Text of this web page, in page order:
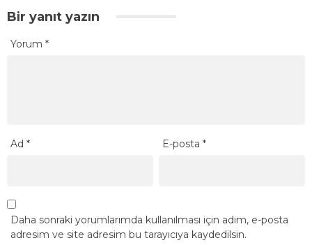
Bir yanıt yazın
Yorum *
Ad * E-posta*
Daha sonraki yorumlarımda kullanılması için adım, e-posta
adresim ve site adresim bu tarayıcıya kaydedilsin.